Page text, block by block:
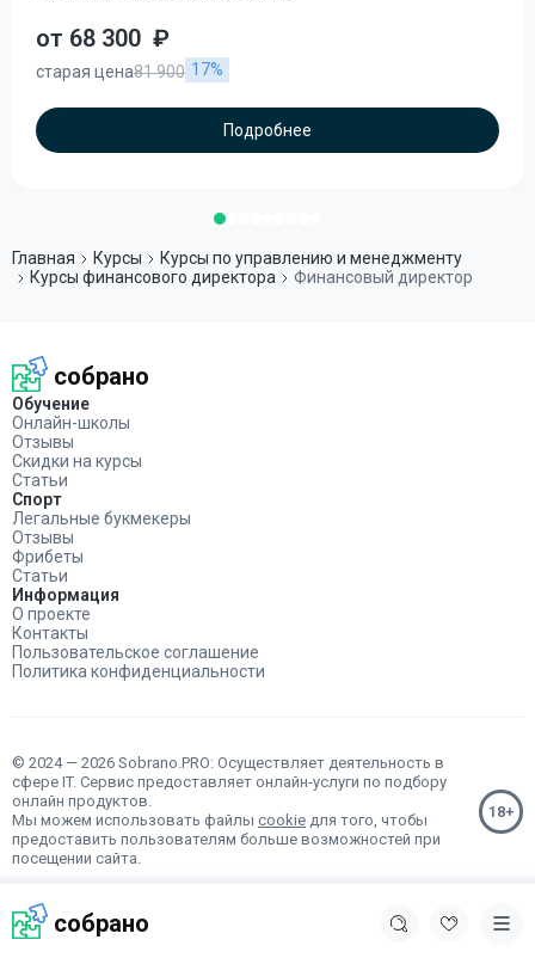
собрано
от 68 300 ₽
старая цена81 900 17%
Подробнее
Главная Курсы
Курсы по управлению и менеджменту
Курсы финансового директора
Финансовый директор
собрано
Обучение
Онлайн-школы
Отзывы
Скидки на курсы
Статьи
Спорт
Легальные букмекеры
Отзывы
Фрибеты
Статьи
Информация
О проекте
Контакты
Пользовательское соглашение
Политика конфиденциальности
© 2024 — 2026 Sobrano.PRO: Осуществляет деятельность в
сфере IT. Сервис предоставляет онлайн-услуги по подбору
онлайн продуктов.
Мы можем использовать файлы cookie для того, чтобы
предоставить пользователям больше возможностей при
посещении сайта.